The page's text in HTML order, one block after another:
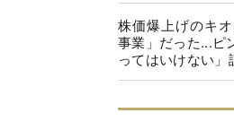
株価爆上げのキ
事業」だった...ピ
ってはいけない」